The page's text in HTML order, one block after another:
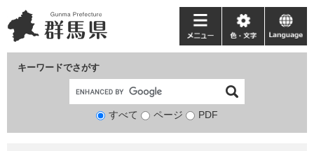
ー
ジ
ニ
ュ
て
キーワードでさがす
検
すべて ページ PDF
メ
ニ
ー
色・
文
language